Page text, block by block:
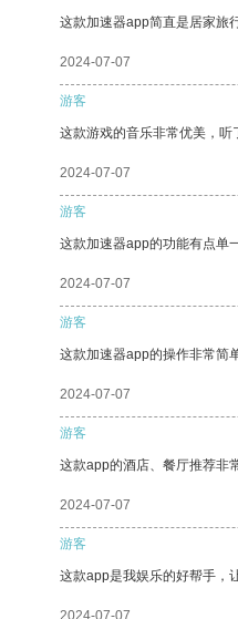
这款加速器app简直是居家旅
2024-07-07
游客
这款游戏的音乐非常优美，听
2024-07-07
游客
这款加速器app的功能有点单
2024-07-07
游客
这款加速器app的操作非常简
2024-07-07
游客
这款app的酒店、餐厅推荐非
2024-07-07
游客
这款app是我娱乐的好帮手，
2024-07-07